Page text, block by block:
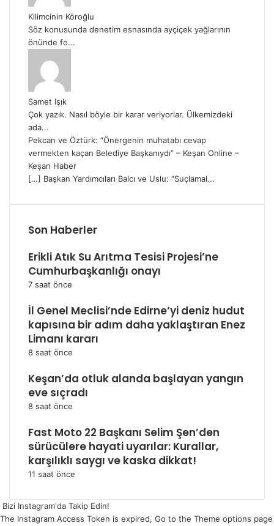
Kilimcinin Köroğlu
Söz konusunda denetim esnasında ayçiçek yağlarının
önünde fo...
Samet Işık
Çok yazık. Nasıl böyle bir karar veriyorlar. Ülkemizdeki
ada...
Pekcan ve Öztürk: “Önergenin muhatabı cevap
vermekten kaçan Belediye Başkanıydı” – Keşan Online –
Keşan Haber
[…] Başkan Yardımcıları Balcı ve Uslu: “Suçlamal...
Son Haberler
Erikli Atık Su Arıtma Tesisi Projesi’ne
Cumhurbaşkanlığı onayı
7 saat önce
İl Genel Meclisi’nde Edirne’yi deniz hudut
kapısına bir adım daha yaklaştıran Enez
Limanı kararı
8 saat önce
Keşan’da otluk alanda başlayan yangın
eve sıçradı
8 saat önce
Fast Moto 22 Başkanı Selim Şen’den
sürücülere hayati uyarılar: Kurallar,
karşılıklı saygı ve kaska dikkat!
11 saat önce
Bizi Instagram'da Takip Edin!
The Instagram Access Token is expired, Go to the Theme options page